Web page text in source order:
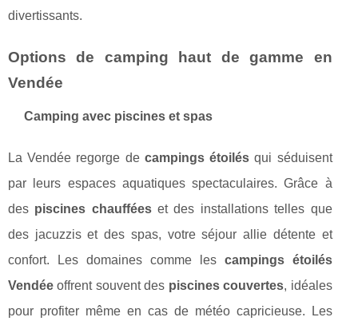
divertissants.
Options de camping haut de gamme en
Vendée
Camping avec piscines et spas
La Vendée regorge de campings étoilés qui séduisent
par leurs espaces aquatiques spectaculaires. Grâce à
des piscines chaufféeset des installations telles que
des jacuzzis et des spas, votre séjour allie détente et
confort. Les domaines comme les campings étoilés
Vendée offrent souvent des piscines couvertes, idéales
pour profiter même en cas de météo capricieuse. Les